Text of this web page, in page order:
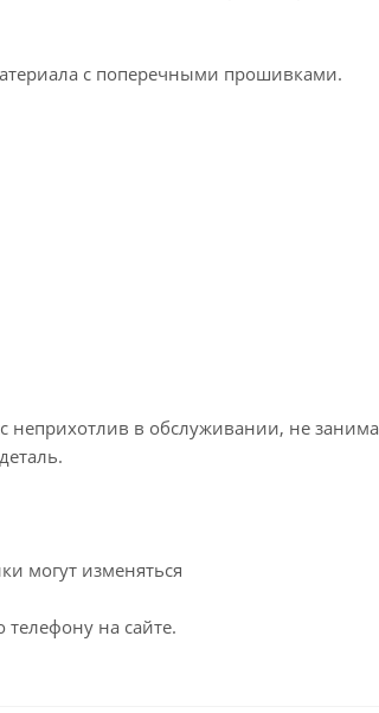
с поперечными прошивками.
в обслуживании, не
могут изменяться
на сайте.